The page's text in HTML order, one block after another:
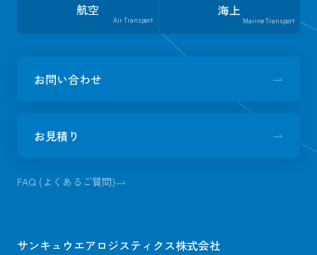
航空
Air Transport
海上
Marine Transport
お問い合わせ
お見積り
FAQ (よくあるご質問)
サンキュウエアロジスティクス株式会社